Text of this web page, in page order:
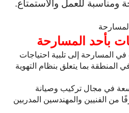
ومناسبة للعمل والاستمتاع.
بأحد المسارحة
المسارحة إلى تلبية احتياجات
المنطقة بما يتعلق بنظام التهوية
في مجال تركيب وصيانة
من الفنيين والمهندسين المدربين